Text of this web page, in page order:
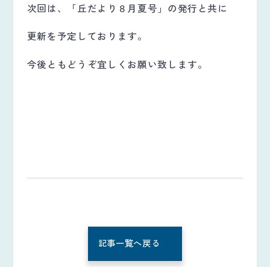
次回は、「丘だより８月夏号」の発行と共に
更新を予定しております。
今後ともどうぞ宜しくお願い致します。
記事一覧へ戻る